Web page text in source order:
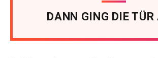
DANN GING DIE TÜR